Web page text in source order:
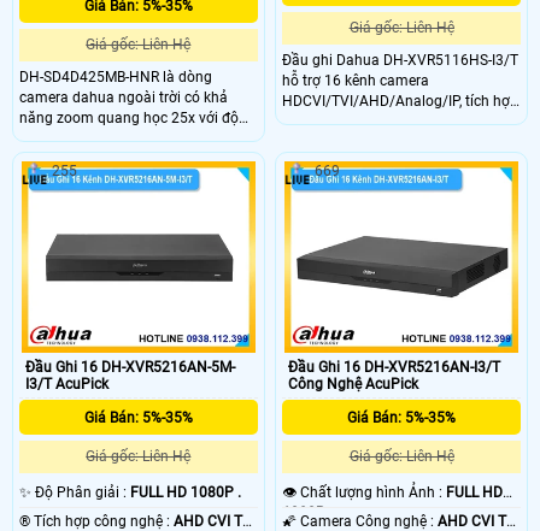
Giá Bán: 5%-35%
Giá gốc: Liên Hệ
DH-SD4D425MB-HNR là dòng
camera dahua ngoài trời có khả
năng zoom quang học 25x với độ
phân giải lên đến 2K ghi hình siêu
nét. ngoài ra camera này còn có
hồng ngoại tầm xa lên đến 100m
lan truyền 6000V hỗ trợ thẻ nhớ
512GB tên miền miễn phí
SmartDDNS.TV xem từ xa.
Giá gốc: Liên Hệ
Đầu ghi Dahua DH-XVR5116HS-I3/T
hỗ trợ 16 kênh camera
HDCVI/TVI/AHD/Analog/IP, tích hợp
đàm thoại 2 chiều qua camera
độ phân giải ghi hình đến 5M-N,
xuất hình HDMI 4K và VGA Full HD.
trợ ổ cứng tối đa 16TB.
Đầu Ghi 16 DH-XVR5216AN-5M-
I3/T AcuPick
Giá Bán: 5%-35%
Giá gốc: Liên Hệ
✨ Độ Phân giải : FULL HD 1080P .
®️ Tích hợp công nghệ : AHD CVI TVI
255
Đầu Ghi 16 DH-XVR5216AN-I3/T
Công Nghệ AcuPick
Giá Bán: 5%-35%
Giá gốc: Liên Hệ
👁 Chất lượng hình Ảnh : FULL HD
1080P .
🌠 Camera Công nghệ :AHD CVI TVI
669